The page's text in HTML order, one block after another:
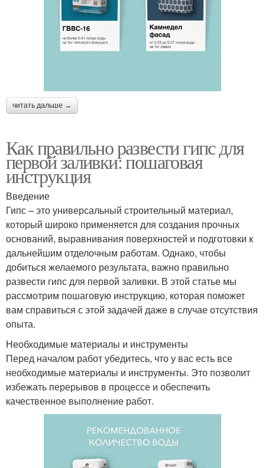
читать дальше →
Как правильно развести гипс для
первой заливки: пошаговая
инструкция
Введение
Гипс – это универсальный строительный материал,
который широко применяется для создания прочных
оснований, выравнивания поверхностей и подготовки к
дальнейшим отделочным работам. Однако, чтобы
добиться желаемого результата, важно правильно
развести гипс для первой заливки. В этой статье мы
рассмотрим пошаговую инструкцию, которая поможет
вам справиться с этой задачей даже в случае отсутствия
опыта.
Необходимые материалы и инструменты
Перед началом работ убедитесь, что у вас есть все
необходимые материалы и инструменты. Это позволит
избежать перерывов в процессе и обеспечить
качественное выполнение работ.